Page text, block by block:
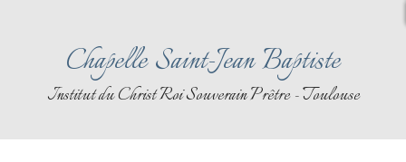
Chapelle Saint-Jean Baptiste
Institut du Christ Roi Souverain Prêtre - Toulouse